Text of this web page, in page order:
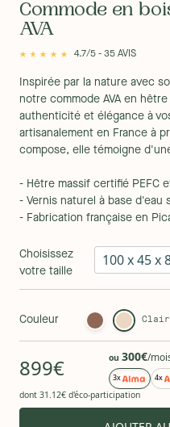
Commode en
AVA
4.7/5 - 35 AVIS
Inspirée par la nature avec
notre commode AVA en
authenticité et élégance à
artisanalement en France à
compose, elle témoigne
- Hêtre massif certifié PEFC
- Vernis naturel à base d'eau
- Fabrication française en
Choisissez
votre taille
100 x 45 x
Couleur Clair
899€ ou 300€/
3x 4x
dont 31.12€ d'éco-participation